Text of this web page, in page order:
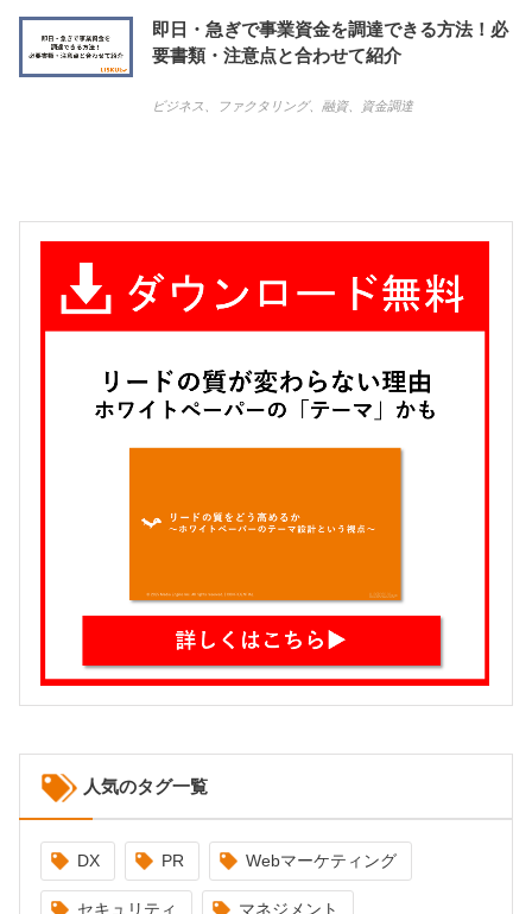
即日・急ぎで事業資金を調達できる方法！必
要書類・注意点と合わせて紹介
ビジネス ファクタリング、 融資、 資金調達
人気のタグ一覧
DX PR Webマーケティング
セキュリティ マネジメント